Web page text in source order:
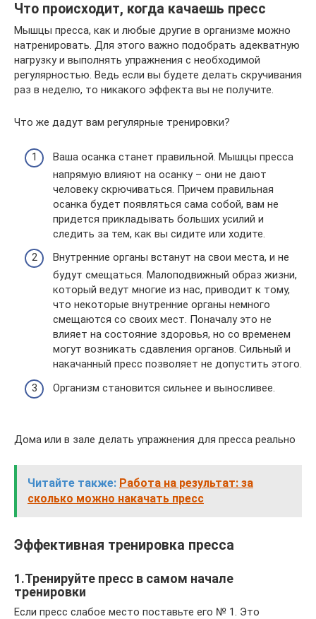
Что происходит, когда качаешь пресс
Мышцы пресса, как и любые другие в организме можно
натренировать. Для этого важно подобрать адекватную
нагрузку и выполнять упражнения с необходимой
регулярностью. Ведь если вы будете делать скручивания
раз в неделю, то никакого эффекта вы не получите.
Что же дадут вам регулярные тренировки?
Ваша осанка станет правильной. Мышцы пресса
напрямую влияют на осанку – они не дают
человеку скрючиваться. Причем правильная
осанка будет появляться сама собой, вам не
придется прикладывать больших усилий и
следить за тем, как вы сидите или ходите.
Внутренние органы встанут на свои места, и не
будут смещаться. Малоподвижный образ жизни,
который ведут многие из нас, приводит к тому,
что некоторые внутренние органы немного
смещаются со своих мест. Поначалу это не
влияет на состояние здоровья, но со временем
могут возникать сдавления органов. Сильный и
накачанный пресс позволяет не допустить этого.
Организм становится сильнее и выносливее.
Дома или в зале делать упражнения для пресса реально
Читайте также: Работа на результат: за
сколько можно накачать пресс
Эффективная тренировка пресса
1.Тренируйте пресс в самом начале
тренировки
Если пресс слабое место поставьте его № 1. Это